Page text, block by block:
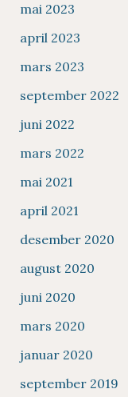
mai 2023
april 2023
mars 2023
september 2022
juni 2022
mars 2022
mai 2021
april 2021
desember 2020
august 2020
juni 2020
mars 2020
januar 2020
september 2019